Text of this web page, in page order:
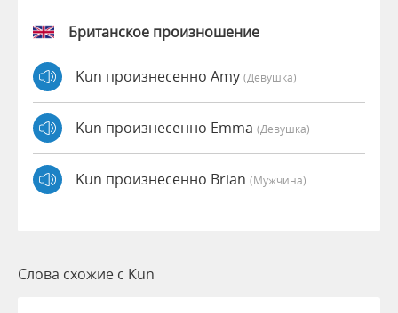
Британское произношение
Kun произнесенно Amy (девушка)
Kun произнесенно Emma (девушка)
Kun произнесенно Brian (мужчина)
Слова схожие с Kun